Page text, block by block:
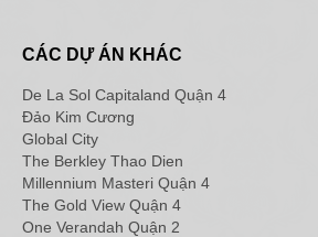
CÁC DỰ ÁN KHÁC
De La Sol Capitaland Quận 4
Đảo Kim Cương
Global City
The Berkley Thao Dien
Millennium Masteri Quận 4
The Gold View Quận 4
One Verandah Quận 2